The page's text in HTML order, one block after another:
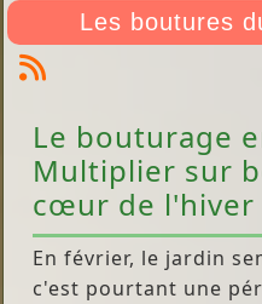
Les boutures
Le bouturage
Multiplier sur
cœur de l'hiver
En février, le jardin
c'est pourtant une